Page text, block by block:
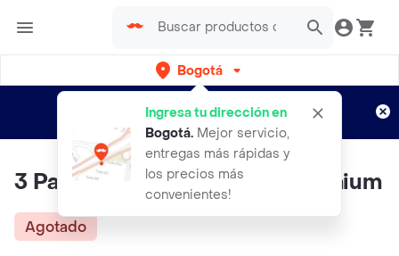
Bogotá
Ingresa tu dirección en
Bogotá. Mejor servicio,
entregas más rápidas y
los precios más
convenientes!
envíos gratis por semanas
Aplican TyC
3 Pares Medias Bordadas Premium
Agotado